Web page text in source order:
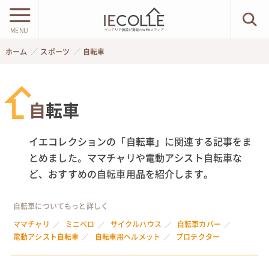
MENU
ホーム スポーツ 自転車
自転車
イエコレクションの「自転車」に関連する記事をま
とめました。ママチャリや電動アシスト自転車な
ど、おすすめの自転車用品を紹介します。
自転車についてもっと詳しく
ママチャリ
ミニベロ サイクルハウス
自転車カバー
電動アシスト自転車
自転車用ヘルメット プロテクター